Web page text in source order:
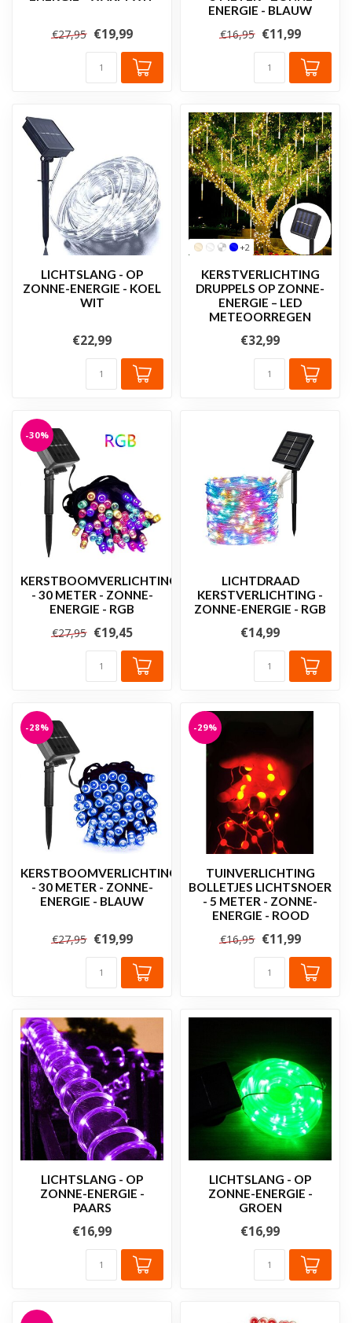
€27,95 €19,99
ENERGIE - BLAUW
€16,95 €11,99
LICHTSLANG - OP
ZONNE-ENERGIE - KOEL
WIT
€22,99
+2
KERSTVERLICHTING
DRUPPELS OP ZONNE-
ENERGIE – LED
METEOORREGEN
€32,99
-30%
KERSTBOOMVERLICHTING
- 30 METER - ZONNE-
ENERGIE - RGB
€27,95 €19,45
LICHTDRAAD
KERSTVERLICHTING -
ZONNE-ENERGIE - RGB
€14,99
-28%
KERSTBOOMVERLICHTING
- 30 METER - ZONNE-
ENERGIE - BLAUW
€27,95 €19,99
-29%
TUINVERLICHTING
BOLLETJES LICHTSNOER
- 5 METER - ZONNE-
ENERGIE - ROOD
€16,95 €11,99
LICHTSLANG - OP
ZONNE-ENERGIE -
PAARS
€16,99
LICHTSLANG - OP
ZONNE-ENERGIE -
GROEN
€16,99